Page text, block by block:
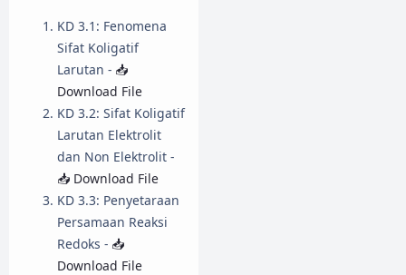
KD 3.1: Fenomena
Sifat Koligatif
Larutan - 📥
Download File
KD 3.2: Sifat Koligatif
Larutan Elektrolit
dan Non Elektrolit -
📥 Download File
KD 3.3: Penyetaraan
Persamaan Reaksi
Redoks - 📥
Download File